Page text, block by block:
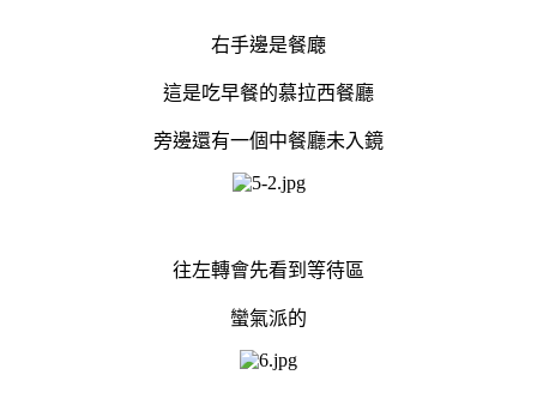
右手邊是餐廰
這是吃早餐的慕拉西餐廳
旁邊還有一個中餐廳未入鏡
往左轉會先看到等待區
蠻氣派的